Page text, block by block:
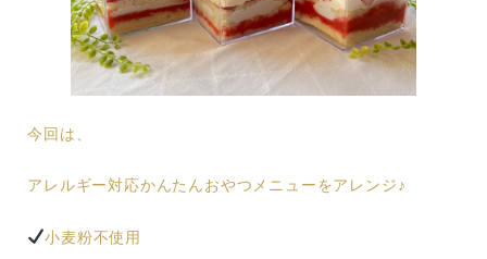
今回は、
アレルギー対応かんたんおやつメニューをアレンジ♪
小麦粉不使用